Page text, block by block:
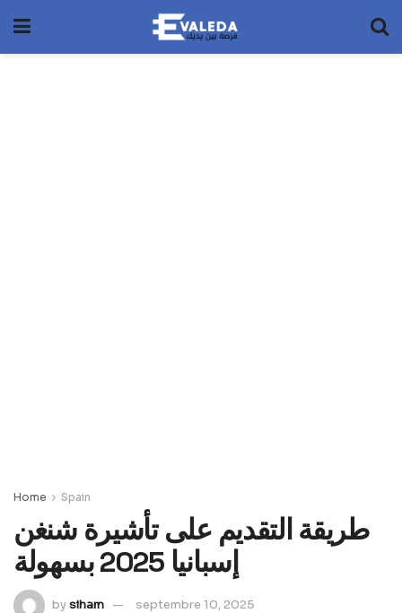
Home Spain
طريقة التقديم على تأشيرة شنغن
إسبانيا 2025 بسهولة
bysiham septembre 10, 2025